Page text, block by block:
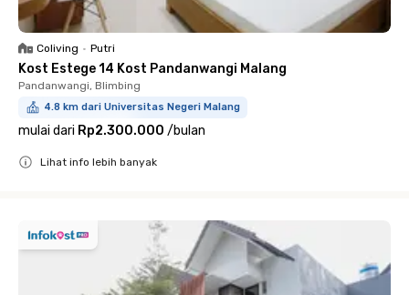
Coliving • Putri
Kost Estege 14 Kost Pandanwangi Malang
Pandanwangi, Blimbing
4.8 km dari Universitas Negeri Malang
mulai dari Rp2.300.000 /bulan
Lihat info lebih banyak